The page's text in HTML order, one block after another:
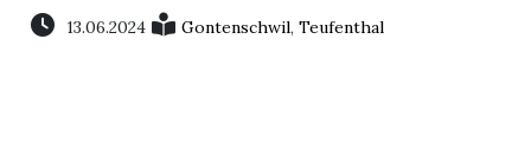
Veranstaltungen
13.06.2024 Gontenschwil,Teufenthal